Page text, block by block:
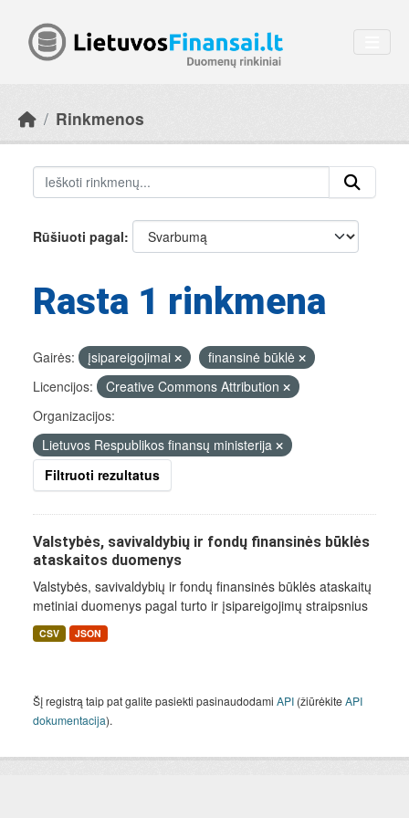
Rinkmenos
Rūšiuoti pagal
Rasta 1 rinkmena
Gairės: įsipareigojimai
finansinė būklė
Licencijos:
Creative Commons Attribution
Organizacijos:
Lietuvos Respublikos finansų ministerija
Filtruoti rezultatus
Valstybės, savivaldybių ir fondų finansinės būklės
ataskaitos duomenys
Valstybės, savivaldybių ir fondų finansinės būklės ataskaitų
metiniai duomenys pagal turto ir įsipareigojimų straipsnius
CSV JSON
Šį registrą taip pat galite pasiekti pasinaudodami API (žiūrėkiteAPI
dokumentacija).